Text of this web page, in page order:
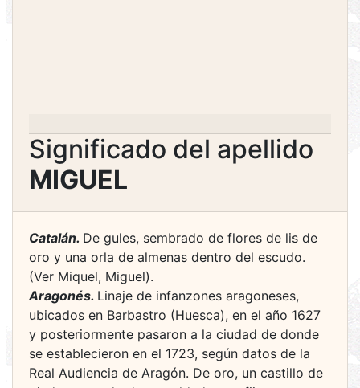
Significado del apellido
MIGUEL
Catalán. De gules, sembrado de flores de lis de
oro y una orla de almenas dentro del escudo.
(Ver Miquel, Miguel).
Aragonés. Linaje de infanzones aragoneses,
ubicados en Barbastro (Huesca), en el año 1627
y posteriormente pasaron a la ciudad de donde
se establecieron en el 1723, según datos de la
Real Audiencia de Aragón. De oro, un castillo de